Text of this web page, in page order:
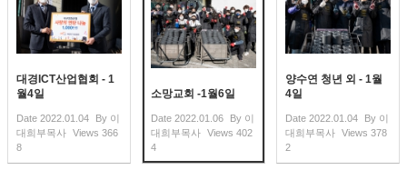
대경ICT산업협회 - 1
월4일
Date 2022.01.04 By 이
대희부목사 Views 366
8
양수연 청년 외 - 1월
4일
Date 2022.01.04 By 이
대희부목사 Views 378
2
소망교회 -1월6일
Date 2022.01.06 By 이
대희부목사 Views 402
4